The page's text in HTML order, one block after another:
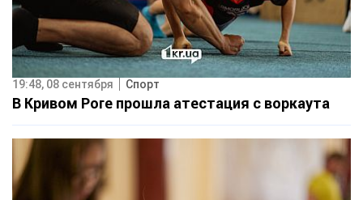
19:48, 08 сентября Спорт
В Кривом Роге прошла атестация с воркаута